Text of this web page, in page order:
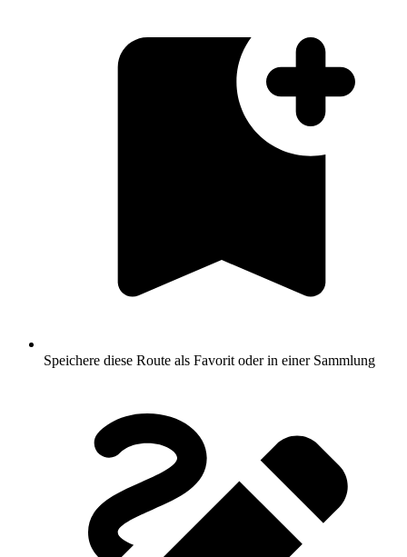
Speichere diese Route als Favorit oder in einer Sammlung